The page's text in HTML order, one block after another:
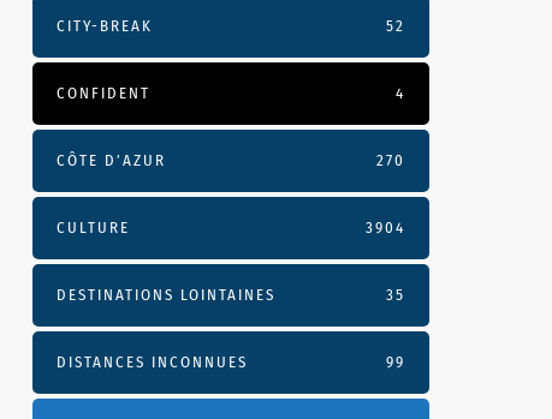
CITY-BREAK 52
CONFIDENT 4
CÔTE D’AZUR 270
CULTURE 3904
DESTINATIONS LOINTAINES 35
DISTANCES INCONNUES 99